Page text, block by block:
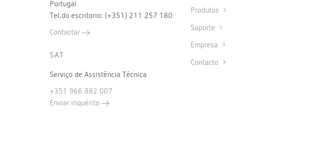
Portugal
Tel.do escritorio: (+351) 211 257 180
Contactar
SAT
Serviço de Assistência Técnica
+351 966 882 007
Enviar inquérito
Produtos
Soporte
Empresa
Contacto